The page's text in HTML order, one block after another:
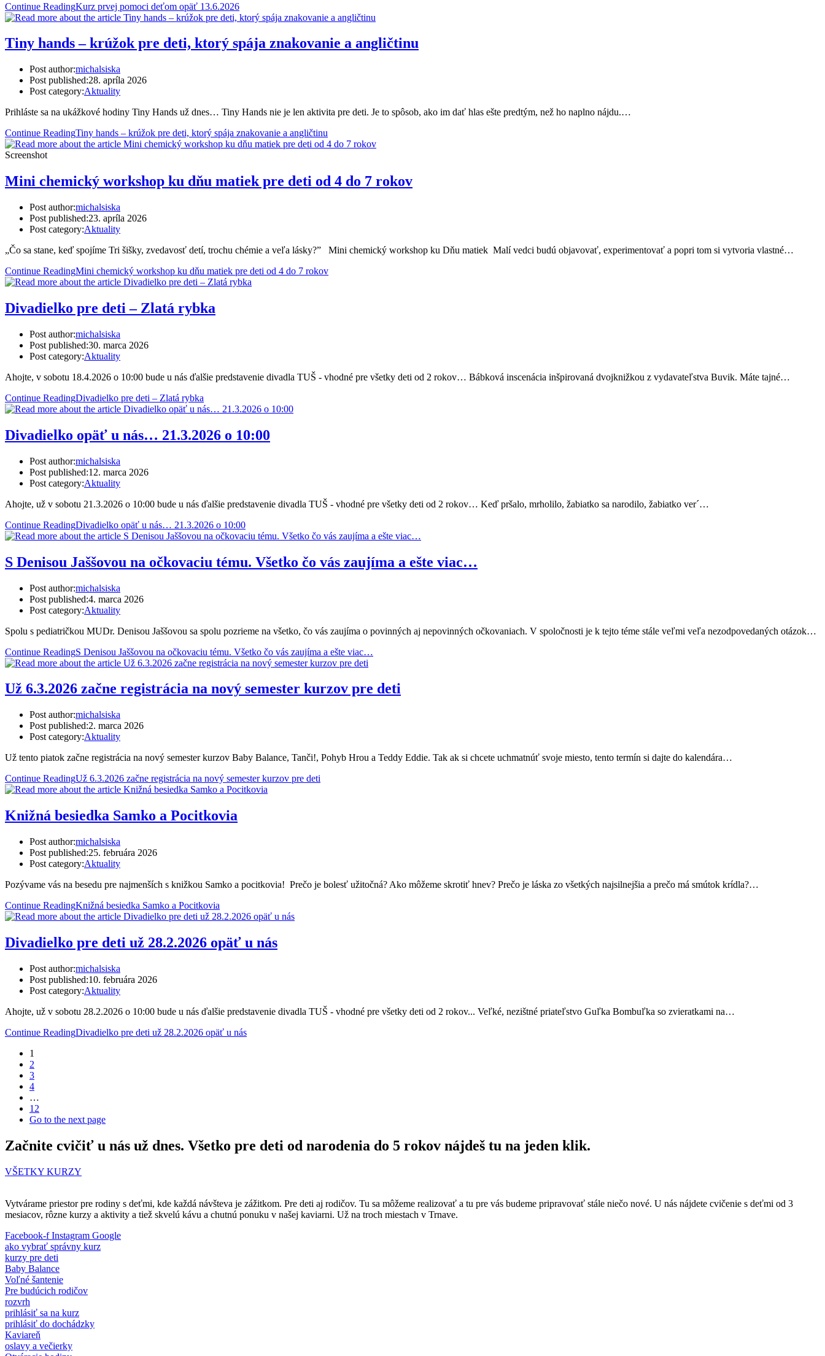
Continue ReadingKurz prvej pomoci deťom opäť 13.6.2026
Tiny hands – krúžok pre deti, ktorý spája znakovanie a angličtinu
Post author:michalsiska
Post published:28. apríla 2026
Post category:Aktuality
Prihláste sa na ukážkové hodiny Tiny Hands už dnes… Tiny Hands nie je len aktivita pre deti. Je to spôsob, ako im dať hlas ešte predtým, než ho naplno nájdu.…
Continue ReadingTiny hands – krúžok pre deti, ktorý spája znakovanie a angličtinu
Screenshot
Mini chemický workshop ku dňu matiek pre deti od 4 do 7 rokov
Post author:michalsiska
Post published:23. apríla 2026
Post category:Aktuality
„Čo sa stane, keď spojíme Tri šišky, zvedavosť detí, trochu chémie a veľa lásky?” Mini chemický workshop ku Dňu matiek Malí vedci budú objavovať, experimentovať a popri tom si vytvoria vlastné…
Continue ReadingMini chemický workshop ku dňu matiek pre deti od 4 do 7 rokov
Divadielko pre deti – Zlatá rybka
Post author:michalsiska
Post published:30. marca 2026
Post category:Aktuality
Ahojte, v sobotu 18.4.2026 o 10:00 bude u nás ďalšie predstavenie divadla TUŠ - vhodné pre všetky deti od 2 rokov… Bábková inscenácia inšpirovaná dvojknižkou z vydavateľstva Buvik. Máte tajné…
Continue ReadingDivadielko pre deti – Zlatá rybka
Divadielko opäť u nás… 21.3.2026 o 10:00
Post author:michalsiska
Post published:12. marca 2026
Post category:Aktuality
Ahojte, už v sobotu 21.3.2026 o 10:00 bude u nás ďalšie predstavenie divadla TUŠ - vhodné pre všetky deti od 2 rokov… Keď pršalo, mrholilo, žabiatko sa narodilo, žabiatko ver´…
Continue ReadingDivadielko opäť u nás… 21.3.2026 o 10:00
S Denisou Jaššovou na očkovaciu tému. Všetko čo vás zaujíma a ešte viac…
Post author:michalsiska
Post published:4. marca 2026
Post category:Aktuality
Spolu s pediatričkou MUDr. Denisou Jaššovou sa spolu pozrieme na všetko, čo vás zaujíma o povinných aj nepovinných očkovaniach. V spoločnosti je k tejto téme stále veľmi veľa nezodpovedaných otázok…
Continue ReadingS Denisou Jaššovou na očkovaciu tému. Všetko čo vás zaujíma a ešte viac…
Už 6.3.2026 začne registrácia na nový semester kurzov pre deti
Post author:michalsiska
Post published:2. marca 2026
Post category:Aktuality
Už tento piatok začne registrácia na nový semester kurzov Baby Balance, Tanči!, Pohyb Hrou a Teddy Eddie. Tak ak si chcete uchmatnúť svoje miesto, tento termín si dajte do kalendára…
Continue ReadingUž 6.3.2026 začne registrácia na nový semester kurzov pre deti
Knižná besiedka Samko a Pocitkovia
Post author:michalsiska
Post published:25. februára 2026
Post category:Aktuality
Pozývame vás na besedu pre najmenších s knižkou Samko a pocitkovia! Prečo je bolesť užitočná? Ako môžeme skrotiť hnev? Prečo je láska zo všetkých najsilnejšia a prečo má smútok krídla?…
Continue ReadingKnižná besiedka Samko a Pocitkovia
Divadielko pre deti už 28.2.2026 opäť u nás
Post author:michalsiska
Post published:10. februára 2026
Post category:Aktuality
Ahojte, už v sobotu 28.2.2026 o 10:00 bude u nás ďalšie predstavenie divadla TUŠ - vhodné pre všetky deti od 2 rokov... Veľké, nezištné priateľstvo Guľka Bombuľka so zvieratkami na…
Continue ReadingDivadielko pre deti už 28.2.2026 opäť u nás
1
2
3
4
…
12
Go to the next page
Začnite cvičiť u nás už dnes. Všetko pre deti od narodenia do 5 rokov nájdeš tu na jeden klik.
VŠETKY KURZY
Vytvárame priestor pre rodiny s deťmi, kde každá návšteva je zážitkom. Pre deti aj rodičov. Tu sa môžeme realizovať a tu pre vás budeme pripravovať stále niečo nové. U nás nájdete cvičenie s deťmi od 3
mesiacov, rôzne kurzy a aktivity a tiež skvelú kávu a chutnú ponuku v našej kaviarni. Už na troch miestach v Trnave.
Facebook-f Instagram Google
ako vybrať správny kurz
kurzy pre deti
Baby Balance
Voľné šantenie
Pre budúcich rodičov
rozvrh
prihlásiť sa na kurz
prihlásiť do dochádzky
Kaviareň
oslavy a večierky